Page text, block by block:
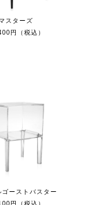
スターズ
円（税込）
ゴーストバスター